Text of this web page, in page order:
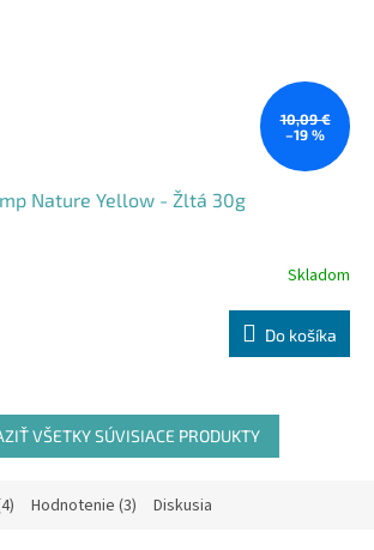
10,09 €
–19 %
Nature Yellow - Žltá 30g
Skladom
Do košíka
VŠETKY SÚVISIACE PRODUKTY
Hodnotenie (3) Diskusia